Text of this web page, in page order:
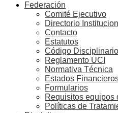
Federación
Comité Ejecutivo
Directorio
Contacto
Estatutos
Código Disciplinario
Reglamento UCI
Normativa Técnica
Estados
Formularios
Requisitos equipos
Políticas de